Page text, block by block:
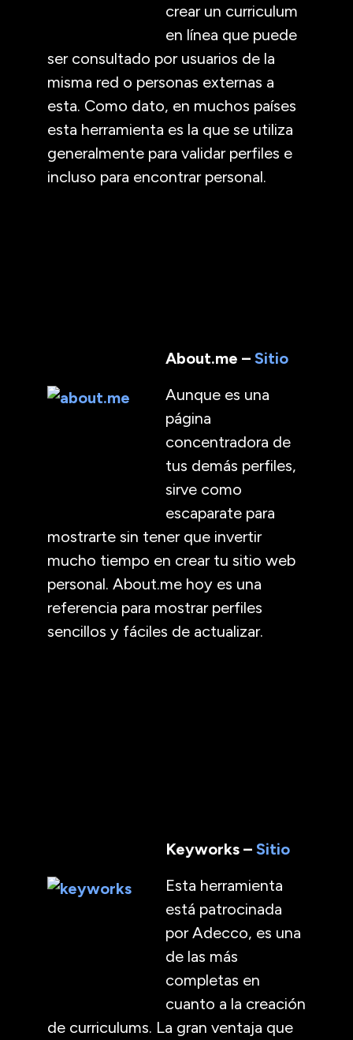
crear un curriculum
en línea que puede
ser consultado por usuarios de la
misma red o personas externas a
esta. Como dato, en muchos países
esta herramienta es la que se utiliza
generalmente para validar perfiles e
incluso para encontrar personal.
About.me – Sitio
Aunque es una
página
concentradora de
tus demás perfiles,
sirve como
escaparate para
mostrarte sin tener que invertir
mucho tiempo en crear tu sitio web
personal. About.me hoy es una
referencia para mostrar perfiles
sencillos y fáciles de actualizar.
Keyworks – Sitio
Esta herramienta
está patrocinada
por Adecco, es una
de las más
completas en
cuanto a la creación
de curriculums. La gran ventaja que